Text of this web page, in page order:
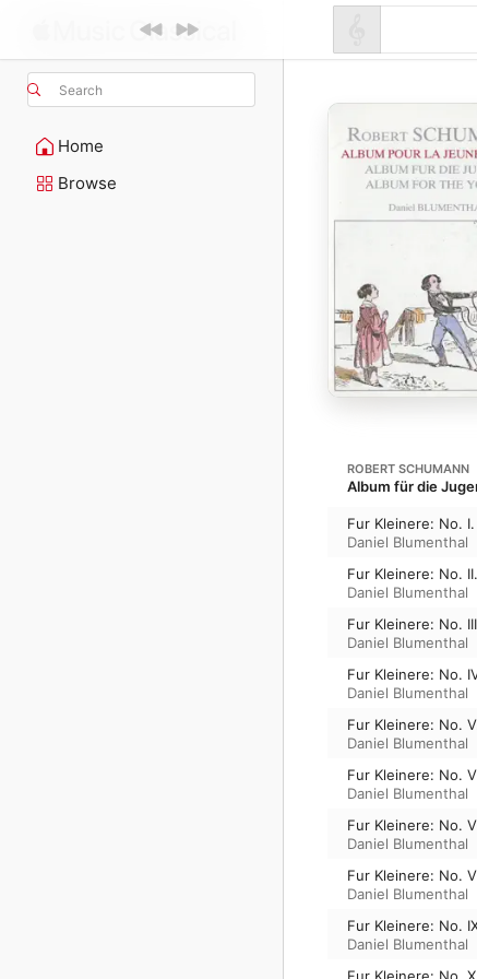
Search
Home
Browse
ROBERT SCHUMANN
Album für die
Fur Kleinere: No.
Daniel Blumenthal
Fur Kleinere: No.
Daniel Blumenthal
Fur Kleinere: No.
Daniel Blumenthal
Fur Kleinere: No.
Daniel Blumenthal
Fur Kleinere: No.
Daniel Blumenthal
Fur Kleinere: No.
Daniel Blumenthal
Fur Kleinere: No.
Daniel Blumenthal
Fur Kleinere: No.
Daniel Blumenthal
Fur Kleinere: No.
Daniel Blumenthal
Fur Kleinere: No.